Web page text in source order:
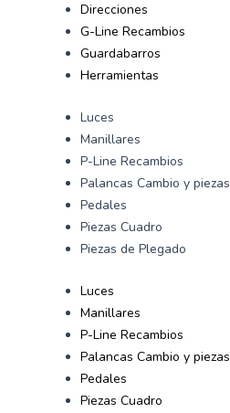
Direcciones
G-Line Recambios
Guardabarros
Herramientas
Luces
Manillares
P-Line Recambios
Palancas Cambio y piezas
Pedales
Piezas Cuadro
Piezas de Plegado
Luces
Manillares
P-Line Recambios
Palancas Cambio y piezas
Pedales
Piezas Cuadro